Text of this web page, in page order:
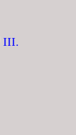
III.